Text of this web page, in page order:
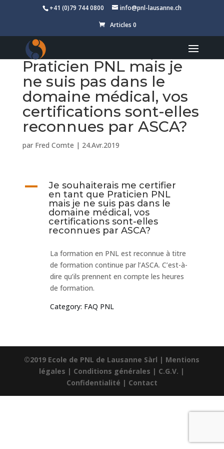
+41 (0)79 744 0800
info@pnl-lausanne.ch
Articles 0
Je souhaiterais me
certifier en tant que
Praticien PNL mais je
ne suis pas dans le
domaine médical, vos
certifications sont-elles
reconnues par ASCA?
par Fred Comte | 24.Avr.2019
A
Je souhaiterais me certifier
en tant que Praticien PNL
mais je ne suis pas dans le
domaine médical, vos
certifications sont-elles
reconnues par ASCA?
La formation en PNL est reconnue à titre
de formation continue par l’ASCA. C’est-à-
dire qu’ils prennent en compte les heures
de formation.
Category: FAQ PNL
©2019 Ecole de PNL de Lausanne Sàrl | Mentions
légales | Conditions générales | C.G.V. |
Confidentialité | Contact